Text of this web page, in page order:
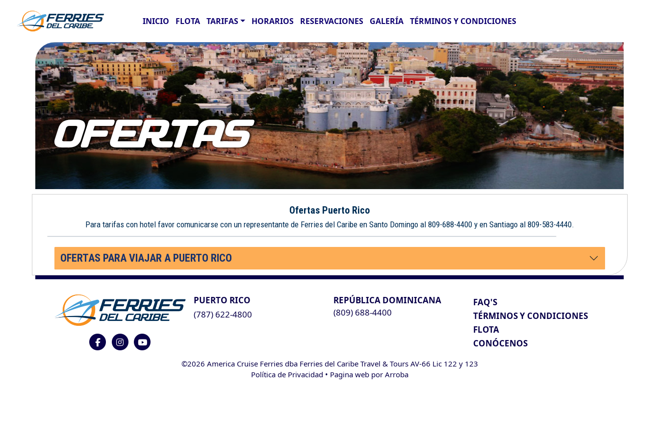
INICIO FLOTA TARIFAS HORARIOS RESERVACIONES GALERÍA TÉRMINOS Y CONDICIONES
OFERTAS
Ofertas Puerto Rico
Para tarifas con hotel favor comunicarse con un representante de Ferries del Caribe en Santo Domingo al 809-688-4400 y en Santiago al 809-583-4440.
OFERTAS PARA VIAJAR A PUERTO RICO
PUERTO RICO
(787) 622-4800
REPÚBLICA DOMINICANA
(809) 688-4400
FAQ'S
TÉRMINOS Y CONDICIONES
FLOTA
CONÓCENOS
©2026 America Cruise Ferries dba Ferries del Caribe Travel & Tours AV-66 Lic 122 y 123
Política de Privacidad • Pagina web por Arroba